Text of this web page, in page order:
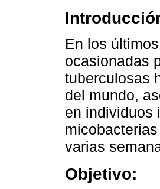
En los
ocasionadas
tuberculosas
del mundo,
en individuos
varias
Objetivo: